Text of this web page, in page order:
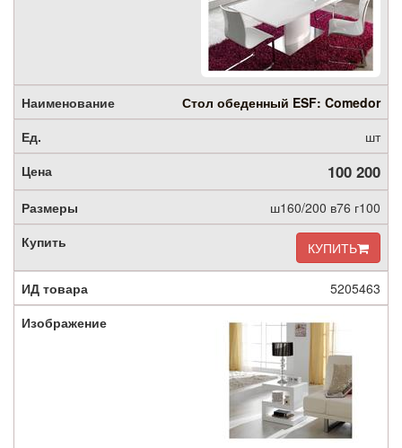
Стол обеденный ESF: Comedor
шт
100 200
ш160/200 в76 г100
КУПИТЬ
5205463